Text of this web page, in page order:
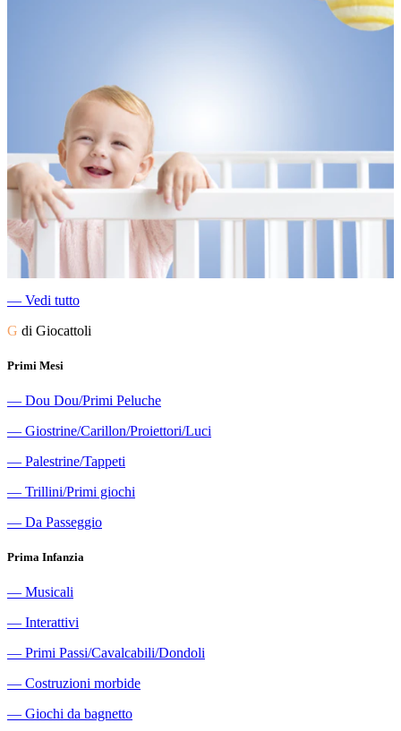
― Vedi tutto
G di Giocattoli
Primi Mesi
― Dou Dou/Primi Peluche
― Giostrine/Carillon/Proiettori/Luci
― Palestrine/Tappeti
― Trillini/Primi giochi
― Da Passeggio
Prima Infanzia
― Musicali
― Interattivi
― Primi Passi/Cavalcabili/Dondoli
― Costruzioni morbide
― Giochi da bagnetto